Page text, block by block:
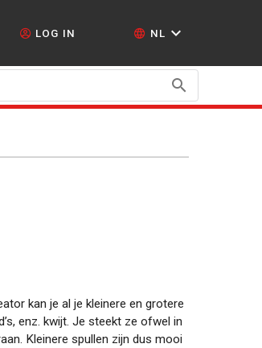
LOG IN NL
kan je al je kleinere en grotere
enz. kwijt. Je steekt ze ofwel in
Kleinere spullen zijn dus mooi